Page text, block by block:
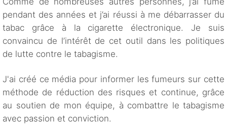
pendant des années et j’ai réussi à me débarrasser du
tabac grâce à la cigarette électronique. Je suis
convaincu de l’intérêt de cet outil dans les politiques
de lutte contre le tabagisme.
J'ai créé ce média pour informer les fumeurs sur cette
méthode de réduction des risques et continue, grâce
au soutien de mon équipe, à combattre le tabagisme
avec passion et conviction.